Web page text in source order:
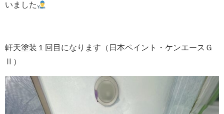
いました
軒天塗装１回目になります（日本ペイント・ケンエースＧ
Ⅱ）